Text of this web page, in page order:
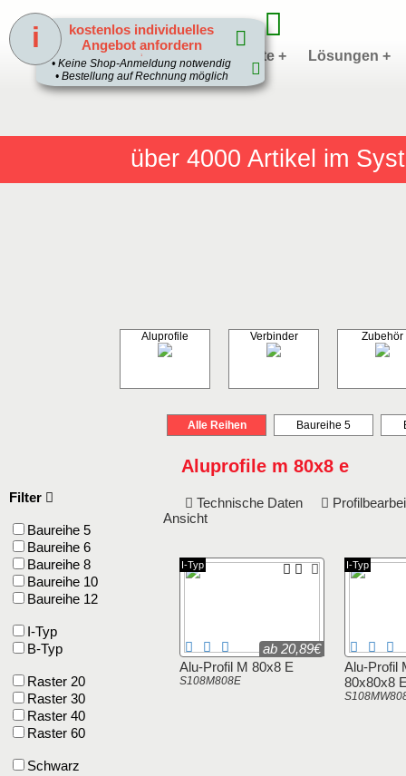
über 4000 Artikel im
Home Produkte + Lösungen +
Aluprofile Verbinder Zubehör
Alle Reihen Baureihe 5
Aluprofile m 80x8 e
Technische Daten
Ansicht
Alu-Profil M 80x8 E
S108M808E
ab 20,89€
I-Typ
Alu-Profil
80x80x8
I-Typ
Filter
Baureihe 5
Baureihe 6
Baureihe 8
Baureihe 10
Baureihe 12
I-Typ
B-Typ
Raster 20
Raster 30
Raster 40
Raster 60
Schwarz
kostenlos individuelles
Angebot anfordern
1
• Keine Shop-Anmeldung notwendig
• Bestellung auf Rechnung möglich
i